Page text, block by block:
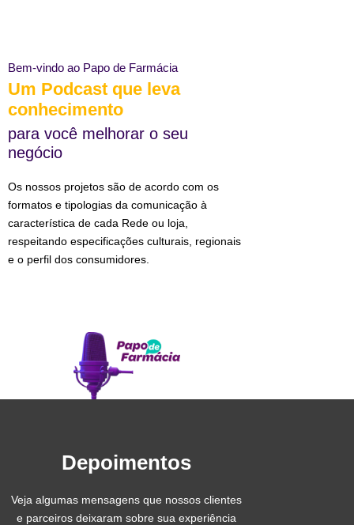
Bem-vindo ao Papo de Farmácia
Um Podcast que leva
conhecimento
para você melhorar o seu
negócio
Os nossos projetos são de acordo com os
formatos e tipologias da comunicação à
característica de cada Rede ou loja,
respeitando especificações culturais, regionais
e o perfil dos consumidores.
Depoimentos
Veja algumas mensagens que nossos clientes
e parceiros deixaram sobre sua experiência